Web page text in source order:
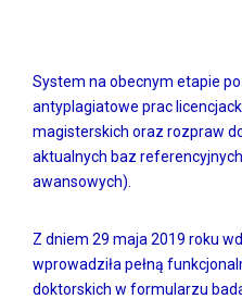
System na obecnym etapie
antyplagiatowe prac
magisterskich oraz rozpraw
aktualnych baz
awansowych).
Z dniem 29 maja 2019 roku
wprowadziła pełną
doktorskich w formularzu